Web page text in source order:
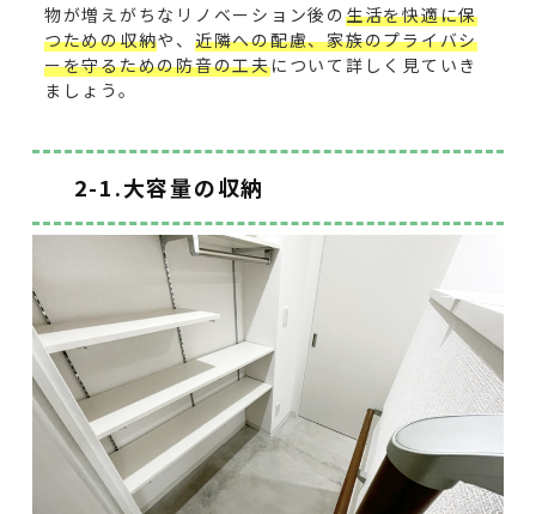
物が増えがちなリノベーション後の生活を快適に保
つための収納や、 近隣への配慮、家族のプライバシ
ーを守るための防音の工夫について詳しく見ていき
ましょう。
2-1.大容量の収納